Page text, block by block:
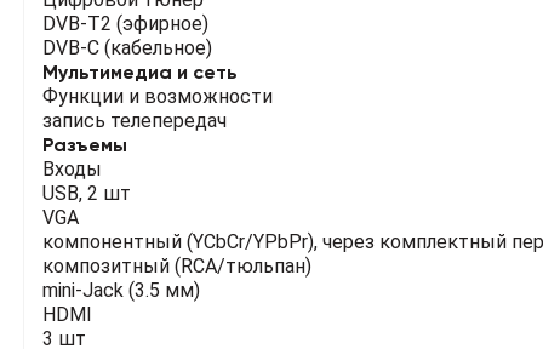
DVB-T2 (эфирное)
DVB-C (кабельное)
Мультимедиа и сеть
Функции и возможности
запись телепередач
Разъемы
Входы
USB, 2 шт
VGA
компонентный (YCbCr/YPbPr), через комплектный
композитный (RCA/тюльпан)
mini-Jack (3.5 мм)
HDMI
3 шт